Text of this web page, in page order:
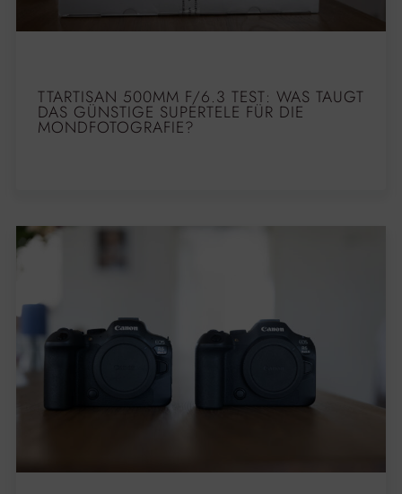
TTARTISAN 500MM F/6.3 TEST: WAS TAUGT
DAS GÜNSTIGE SUPERTELE FÜR DIE
MONDFOTOGRAFIE?